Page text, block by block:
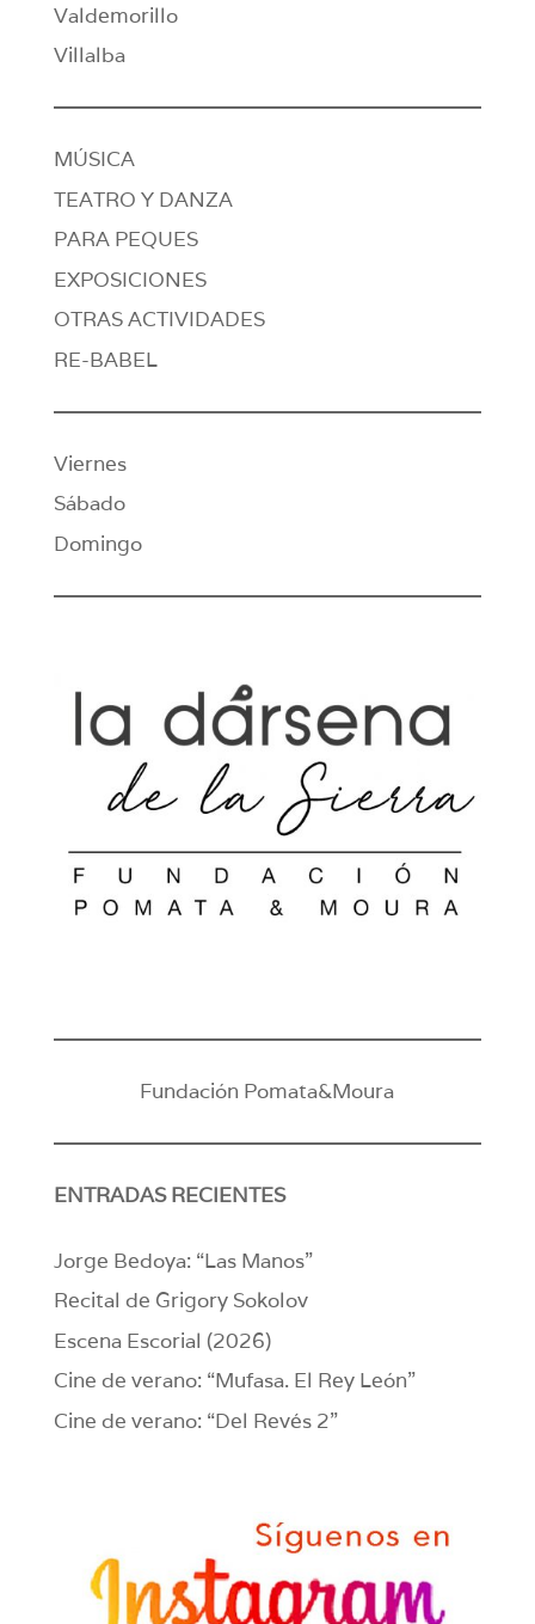
Valdemorillo
Villalba
MÚSICA
TEATRO Y DANZA
PARA PEQUES
EXPOSICIONES
OTRAS ACTIVIDADES
RE-BABEL
Viernes
Sábado
Domingo
Fundación Pomata&Moura
ENTRADAS RECIENTES
Jorge Bedoya: “Las Manos”
Recital de Grigory Sokolov
Escena Escorial (2026)
Cine de verano: “Mufasa. El Rey León”
Cine de verano: “Del Revés 2”